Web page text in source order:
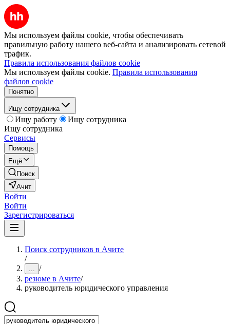
Мы используем файлы cookie, чтобы обеспечивать
правильную работу нашего веб-сайта и анализировать сетевой
трафик.
Правила использования файлов cookie
Мы используем файлы cookie. Правила использования
файлов cookie
Понятно
Ищу сотрудника
Ищу работу
Ищу сотрудника
Ищу сотрудника
Сервисы
Помощь
Ещё
Поиск
Ачит
Войти
Войти
Зарегистрироваться
Поиск сотрудников в Ачите
/
... /
резюме в Ачите/
руководитель юридического управления